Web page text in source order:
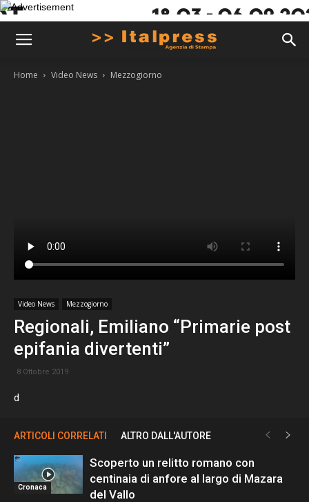
Home Video News Mezzogiorno
Video News Mezzogiorno
Regionali, Emiliano “Primarie post
epifania divertenti”
8 Ottobre 2019
d
ARTICOLI CORRELATI ALTRO DALL'AUTORE
Cronaca
Scoperto un relitto romano con
centinaia di anfore al largo di Mazara
del Vallo